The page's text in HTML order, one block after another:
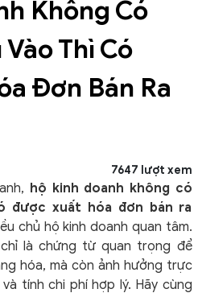
Không Có
Thì Có
Đơn Bán Ra
7647 lượt xem
hộ kinh doanh không có
được xuất hóa đơn bán ra
chủ hộ kinh doanh quan tâm.
là chứng từ quan trọng để
hóa, mà còn ảnh hưởng trực
tính chi phí hợp lý. Hãy cùng